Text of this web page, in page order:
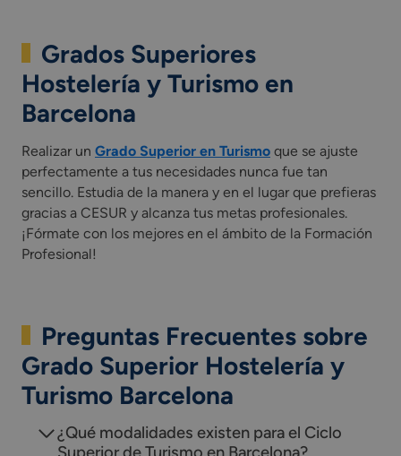
Grados Superiores
Hostelería y Turismo en
Barcelona
Realizar un Grado Superior en Turismo que se ajuste
perfectamente a tus necesidades nunca fue tan
sencillo. Estudia de la manera y en el lugar que prefieras
gracias a CESUR y alcanza tus metas profesionales.
¡Fórmate con los mejores en el ámbito de la Formación
Profesional!
Preguntas Frecuentes sobre
Grado Superior Hostelería y
Turismo Barcelona
¿Qué modalidades existen para el Ciclo